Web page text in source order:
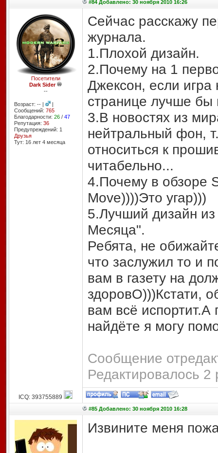
#84 Добавлено: 30 ноября 2010 16:26
Посетители
Dark Sider
--
Возраст: -- |
|
Сообщений: 765
Благодарности: 26/ 47
Репутация: 36
Предупреждений: 1
Друзья
Тут: 16 лет 4 месяцa
Сейчас расскажу
журнала.
1.Плохой дизайн.
2.Почему на 1
Джексон, если
странице лучше
3.В новостях из
нейтральный фон,
относиться к
читабельно...
4.Почему в обзоре
Move))))Это угар)))
5.Лучший дизайн
Месяца".
Ребята, не
что заслужил то и
вам в газету на
здоровО)))Кстати,
вам всё испортит.А
найдёте я могу
Сообщение
Редактировалось 2
ICQ: 393755889
#85 Добавлено: 30 ноября 2010 16:28
Извините меня